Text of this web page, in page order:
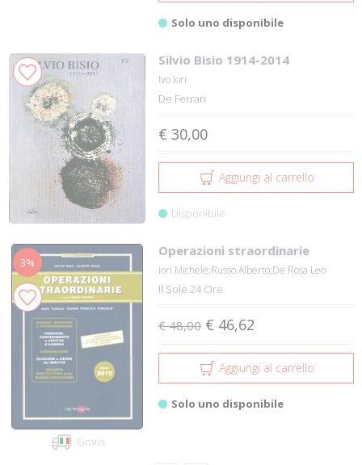
Solo uno disponibile
Silvio Bisio 1914-2014
Ivo Iori
De Ferrari
€ 30,00
Aggiungi al carrello
Disponibile
3%
Gratis
Operazioni straordinarie
Iori Michele;Russo Alberto;De Rosa Leo
Il Sole 24 Ore
€ 48,00 € 46,62
Aggiungi al carrello
Solo uno disponibile